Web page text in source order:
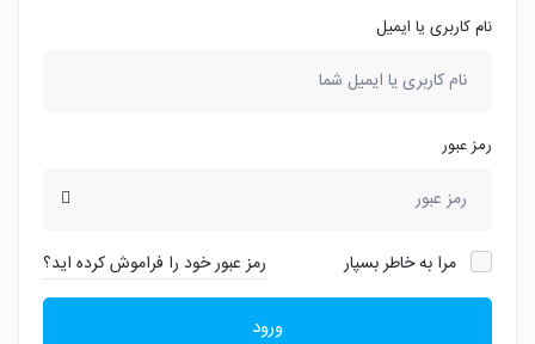
نام کاربری یا ایمیل
رمز عبور
مرا به خاطر بسپار رمز عبور خود را فراموش کرده اید؟
ورود